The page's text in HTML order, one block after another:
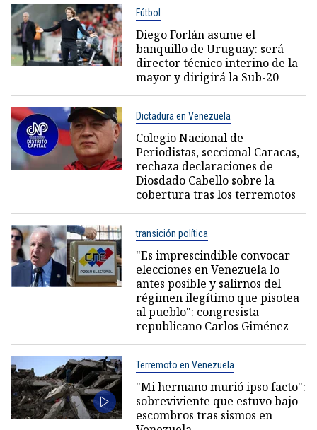
Fútbol
Diego Forlán asume el
banquillo de Uruguay: será
director técnico interino de la
mayor y dirigirá la Sub-20
Dictadura en Venezuela
Colegio Nacional de
Periodistas, seccional Caracas,
rechaza declaraciones de
Diosdado Cabello sobre la
cobertura tras los terremotos
transición política
"Es imprescindible convocar
elecciones en Venezuela lo
antes posible y salirnos del
régimen ilegítimo que pisotea
al pueblo": congresista
republicano Carlos Giménez
Terremoto en Venezuela
"Mi hermano murió ipso facto":
sobreviviente que estuvo bajo
escombros tras sismos en